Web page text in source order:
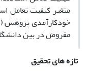
متغیر کیفیت تعامل
مفروض در بین
تازه های تحقیق